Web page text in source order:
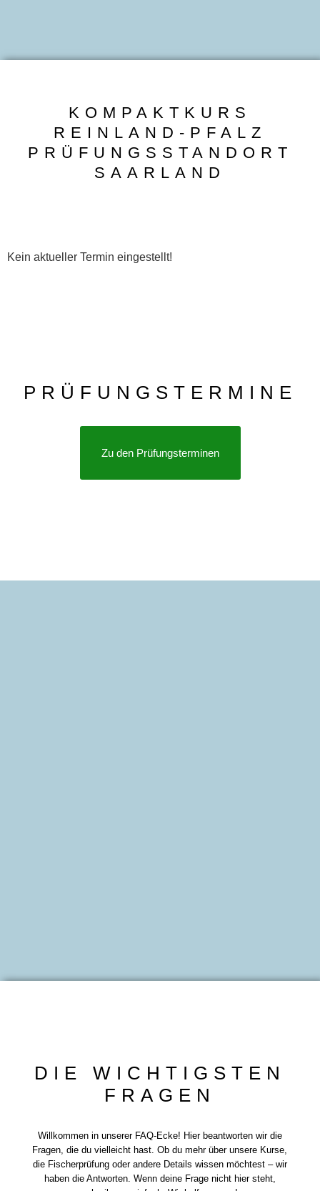
KOMPAKTKURS
REINLAND-PFALZ
PRÜFUNGSSTANDORT
SAARLAND
Kein aktueller Termin eingestellt!
PRÜFUNGSTERMINE
Zu den Prüfungsterminen
DIE WICHTIGSTEN
FRAGEN
Willkommen in unserer FAQ-Ecke! Hier beantworten wir die
Fragen, die du vielleicht hast. Ob du mehr über unsere Kurse,
die Fischerprüfung oder andere Details wissen möchtest – wir
haben die Antworten. Wenn deine Frage nicht hier steht,